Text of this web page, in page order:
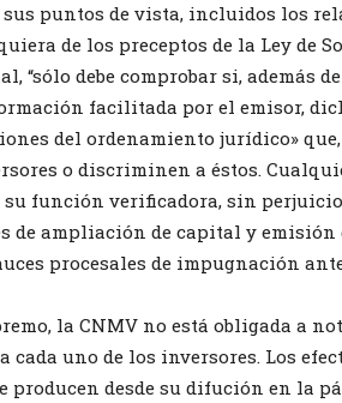
sus puntos de vista, incluidos los
de los preceptos de la Ley de
“sólo debe comprobar si, además
facilitada por el emisor,
del ordenamiento jurídico»
o discriminen a éstos.
su función verificadora, sin
de ampliación de capital y emisión
procesales de impugnación
la CNMV no está obligada a
cada uno de los inversores. Los
desde su difución en la